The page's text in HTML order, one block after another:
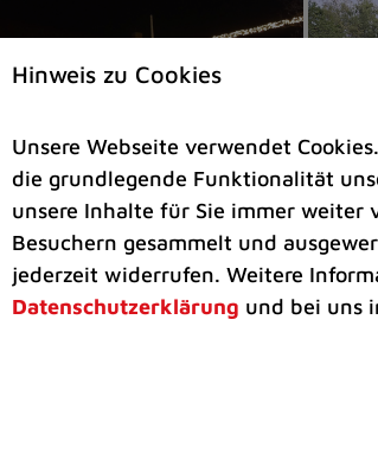
sucht
für die
aus dem eigenen
Hinweis zu Cookies
Unsere Webseite verwendet
die grundlegende Funktionalität
unsere Inhalte für Sie immer weiter
Besuchern gesammelt und
jederzeit widerrufen. Weitere
Datenschutzerklärung und bei uns